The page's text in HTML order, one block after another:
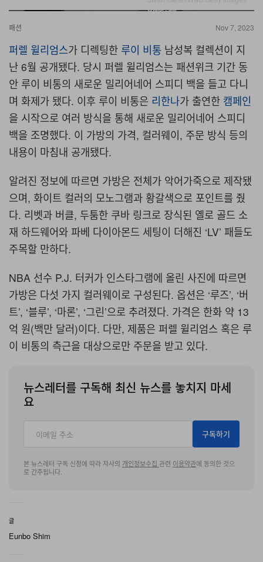
패션 Nov 7, 2023
퍼렐 윌리엄스가 디렉팅한 루이 비통 남성복 컬렉션이 지
난 6월 공개됐다. 당시 퍼렐 윌리엄스는 패션위크 기간 동
안 루이 비통의 새로운 밀리어네어 스피디 백을 들고 다니
며 화제가 됐다. 이후 루이 비통은 리한나가 출연한 캠페인
을 시작으로 여러 방식을 통해 새로운 밀리어네어 스피디
백을 조명했다. 이 가방의 가격, 컬러웨이, 주문 방식 등의
내용이 마침내 공개됐다.
알려진 정보에 따르면 가방은 전체가 악어가죽으로 제작됐
으며, 화이트 컬러의 모노그램과 황갈색으로 포인트를 줬
다. 리벳과 버클, 두툼한 쿠바 링크로 장식된 옐로 골드 소
재 하드웨어와 파베 다이아몬드 세팅이 더해진 ‘LV’ 패들도
주목할 만하다.
NBA 선수 P.J. 터커가 인스타그램에 올린 사진에 따르면
가방은 다섯 가지 컬러웨이로 구성된다. 옵션은 ‘루즈’, ‘버
트’, ‘블루’, ‘마론’, ‘그린’으로 추려졌다. 가격은 한화 약 13
억 원(백만 달러)이다. 다만, 제품은 퍼렐 윌리엄스 혹은 루
이 비통의 측근을 대상으로만 주문을 받고 있다.
뉴스레터를 구독해 최신 뉴스를 놓치지 마세
요
구독하기
본 뉴스레터 구독 신청에 따라 자사의 개인정보수집 관련 이용약관에 동의한 것으
로 간주됩니다.
글
Eunbo Shim